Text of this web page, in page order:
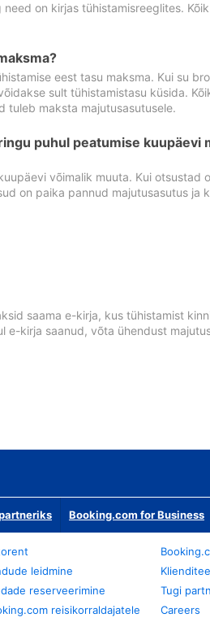
on kirjas tühistamisreeglites.
eest tasu maksma. Kui su
sult tühistamistasu küsida.
tuleb maksta majutusasutusele.
puhul peatumise kuupäevi
võimalik muuta. Kui otsustad
on paika pannud majutusasutus ja
saama e-kirja, kus tühistamist
e-kirja saanud, võta ühendust
Booking.com for Business
leidmine
reserveerimine
reisikorraldajatele
Tugi
Careers